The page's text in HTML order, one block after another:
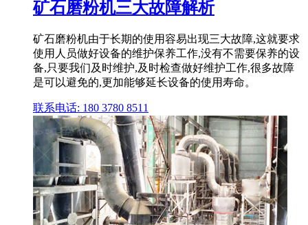
矿石磨粉机三大故障解析
矿石磨粉机由于长期的使用容易出现三大故障,这就要求
使用人员做好设备的维护保养工作,没有不需要保养的设
备,只要我们及时维护,及时检查做好维护工作,很多故障
是可以避免的,更加能够延长设备的使用寿命。
联系电话: 180 3780 8511